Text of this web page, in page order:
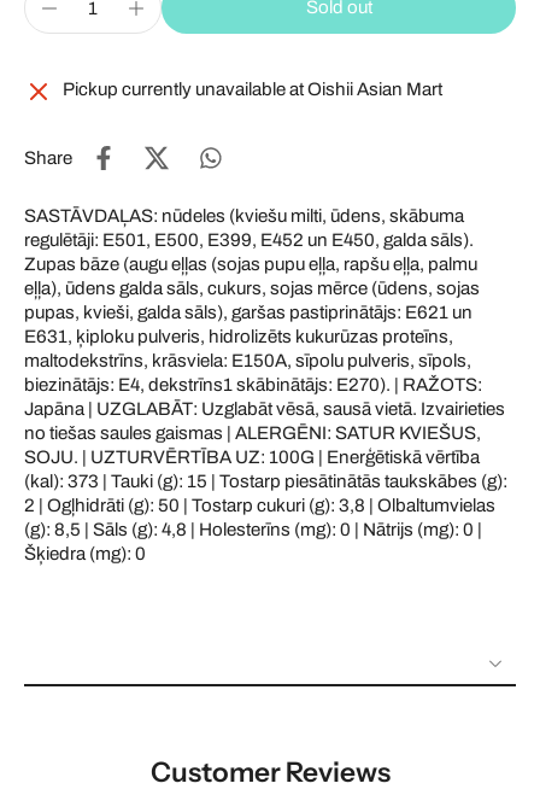
Sold out
Pickup currently unavailable atOishii Asian Mart
Share
SASTĀVDAĻAS: nūdeles (kviešu milti, ūdens, skābuma
regulētāji: E501, E500, E399, E452 un E450, galda sāls).
Zupas bāze (augu eļļas (sojas pupu eļļa, rapšu eļļa, palmu
eļļa), ūdens galda sāls, cukurs, sojas mērce (ūdens, sojas
pupas, kvieši, galda sāls), garšas pastiprinātājs: E621 un
E631, ķiploku pulveris, hidrolizēts kukurūzas proteīns,
maltodekstrīns, krāsviela: E150A, sīpolu pulveris, sīpols,
biezinātājs: E4, dekstrīns1 skābinātājs: E270). | RAŽOTS:
Japāna | UZGLABĀT: Uzglabāt vēsā, sausā vietā. Izvairieties
no tiešas saules gaismas | ALERGĒNI: SATUR KVIEŠUS,
SOJU. | UZTURVĒRTĪBA UZ: 100G | Enerģētiskā vērtība
(kal): 373 | Tauki (g): 15 | Tostarp piesātinātās taukskābes (g):
2 | Ogļhidrāti (g): 50 | Tostarp cukuri (g): 3,8 | Olbaltumvielas
(g): 8,5 | Sāls (g): 4,8 | Holesterīns (mg): 0 | Nātrijs (mg): 0 |
Šķiedra (mg): 0
Customer Reviews